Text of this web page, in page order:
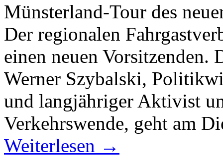
Münsterland-Tour des
Der regionalen
einen neuen Vorsitzenden.
Werner Szybalski,
und langjähriger Aktivist
Verkehrswende, geht am
Weiterlesen →